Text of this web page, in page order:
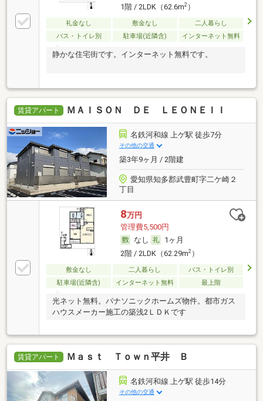
1階 / 2LDK（62.6m2）
礼金なし 敷金なし
二人暮らし
バス・トイレ別
駐車場(近隣含) インターネット無料
静かな住宅街です。インターネット無料です。
賃貸アパート ＭＡＩＳＯＮ ＤＥ ＬＥＯＮＥＩＩ
名鉄河和線 上ゲ駅 徒歩7分
その他の交通
築3年9ヶ月 / 2階建
愛知県知多郡武豊町字二ケ崎２
丁目
8万円
管理費5,500円
なし
1ヶ月
2階 / 2LDK（62.29m2）
敷金なし 二人暮らし
バス・トイレ別
駐車場(近隣含)
インターネット無料 最上階
光ネット無料。パナソニックホームズ物件。都市ガス
ハウスメーカー施工の築浅2ＬＤＫです
賃貸アパート Ｍａｓｔ Ｔｏｗｎ平井 Ｂ
名鉄河和線 上ゲ駅 徒歩14分
その他の交通